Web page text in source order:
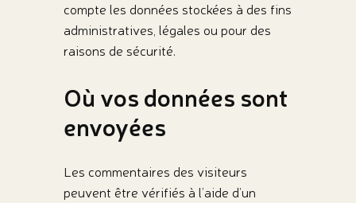
compte les données stockées à des fins
administratives, légales ou pour des
raisons de sécurité.
Où vos données sont
envoyées
Les commentaires des visiteurs
peuvent être vérifiés à l’aide d’un